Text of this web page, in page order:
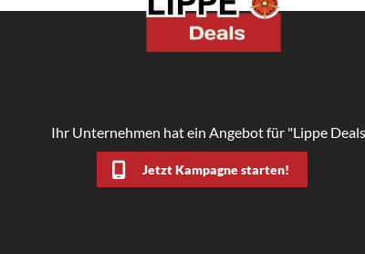
Ihr Unternehmen hat ein Angebot für "Lippe
Jetzt Kampagne starten!